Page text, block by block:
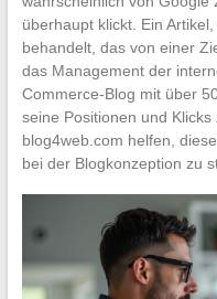
überhaupt klickt. Ein
behandelt, das von einer
das Management der
Commerce-Blog mit über
seine Positionen und
blog4web.com helfen,
bei der Blogkonzeption zu